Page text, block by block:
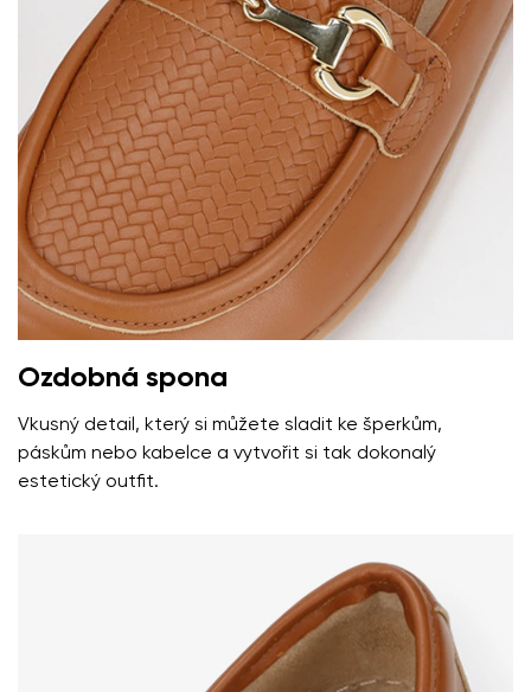
Změnit
Ozdobná spona
Vkusný detail, který si můžete sladit ke šperkům,
páskům nebo kabelce a vytvořit si tak dokonalý
estetický outfit.
Souhlasím se zpracováním zadaných osobních údajů
ve smyslutěchto podmínek a jejich zveřejněním.
Hodnocení
Souhlasím se zpracováním zadaných osobních údajů
ve smyslu těchto podmínek a jejich zveřejněním.
Přidat hodnocení